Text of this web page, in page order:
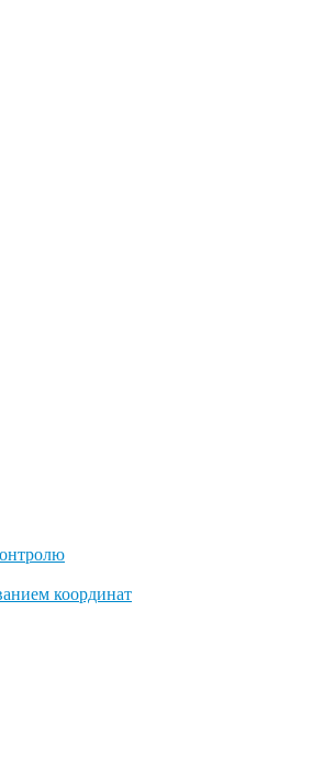
координат